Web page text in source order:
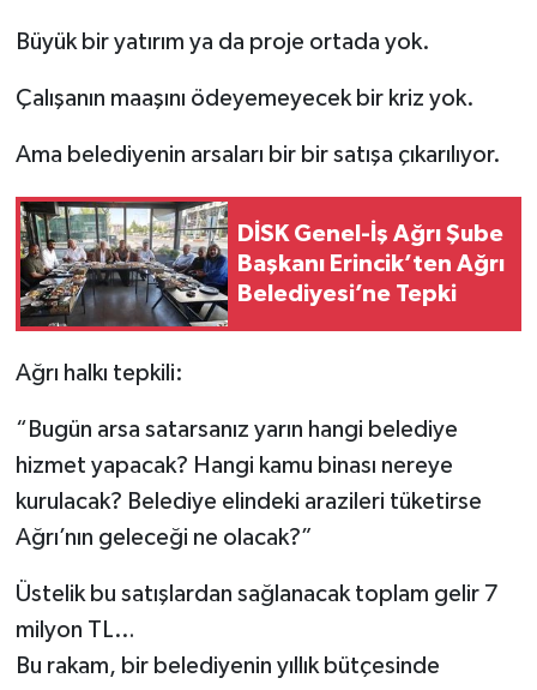
Büyük bir yatırım ya da proje ortada yok.
Çalışanın maaşını ödeyemeyecek bir kriz yok.
Ama belediyenin arsaları bir bir satışa çıkarılıyor.
DİSK Genel-İş Ağrı Şube
Başkanı Erincik’ten Ağrı
Belediyesi’ne Tepki
Ağrı halkı tepkili:
“Bugün arsa satarsanız yarın hangi belediye
hizmet yapacak? Hangi kamu binası nereye
kurulacak? Belediye elindeki arazileri tüketirse
Ağrı’nın geleceği ne olacak?”
Üstelik bu satışlardan sağlanacak toplam gelir 7
milyon TL…
Bu rakam, bir belediyenin yıllık bütçesinde